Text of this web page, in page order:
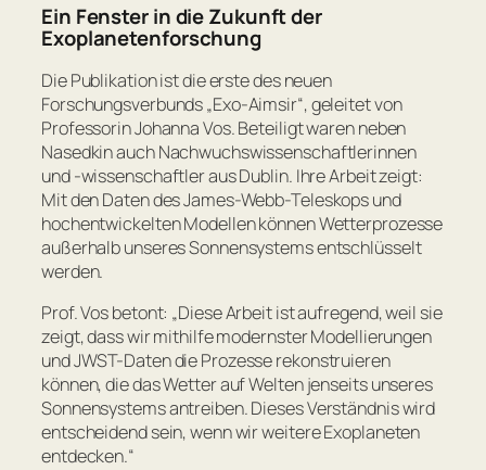
Ein Fenster in die Zukunft der
Exoplanetenforschung
Die Publikation ist die erste des neuen
Forschungsverbunds „Exo-Aimsir“, geleitet von
Professorin Johanna Vos. Beteiligt waren neben
Nasedkin auch Nachwuchswissenschaftlerinnen
und -wissenschaftler aus Dublin. Ihre Arbeit zeigt:
Mit den Daten des James-Webb-Teleskops und
hochentwickelten Modellen können Wetterprozesse
außerhalb unseres Sonnensystems entschlüsselt
werden.
Prof. Vos betont: „Diese Arbeit ist aufregend, weil sie
zeigt, dass wir mithilfe modernster Modellierungen
und JWST-Daten die Prozesse rekonstruieren
können, die das Wetter auf Welten jenseits unseres
Sonnensystems antreiben. Dieses Verständnis wird
entscheidend sein, wenn wir weitere Exoplaneten
entdecken.“